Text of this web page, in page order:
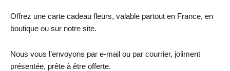
Offrez une carte cadeau fleurs, valable partout en France, en
boutique ou sur notre site.
Nous vous l’envoyons par e-mail ou par courrier, joliment
présentée, prête à être offerte.